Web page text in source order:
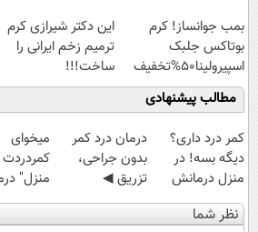
ویژه
بمب جوانساز! کرم
بوتاکس جلبک
اسپیرولینا50%تخفیف
این دکتر شیرازی کرم
ترمیم زخم ایرانی را
ساخت!!!
مطالب پیشنهادی
کمر درد داری؟
دیگه بسه! در
منزل درمانش
کن
(◀پرسش‌نامه)
درمان درد کمر
بدون جراحی،
تزریق ◀
پرسش‌نامه رو پر
کن ▶
میخوای
کمردردت
منزل"
کنی؟
نظر شما